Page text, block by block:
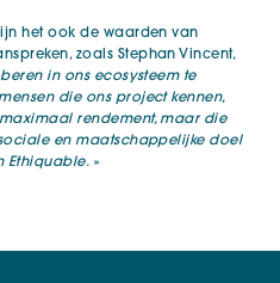
het ook de waarden van
zoals Stephan Vincent,
in ons ecosysteem te
die ons project kennen,
rendement, maar die
en maatschappelijke doel
Ethiquable. »